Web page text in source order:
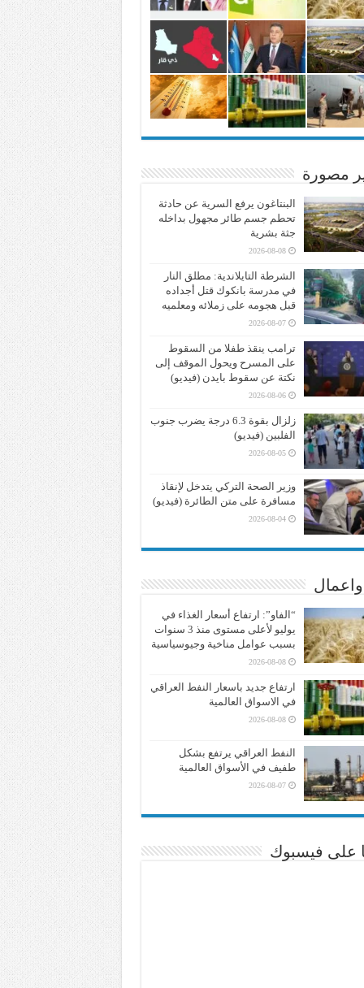
مصورة
البنتاغون يرفع السرية عن حادثة
تحطم جسم طائر مجهول بداخله
جثة بشرية
2026-08-08
الشرطة التايلاندية: مطلق النار
في مدرسة بانكوك قتل أجداده
قبل هجومه على زملائه ومعلميه
2026-08-07
ترامب ينقذ طفلا من السقوط
على المسرح ويحول الموقف إلى
نكتة عن سقوط بايدن (فيديو)
2026-08-06
زلزال بقوة 6.3 درجة يضرب جنوب
الفلبين (فيديو)
2026-08-05
وزير الصحة التركي يتدخل لإنقاذ
مسافرة على متن الطائرة (فيديو)
2026-08-04
“الفاو”: ارتفاع أسعار الغذاء في
يوليو لأعلى مستوى منذ 3 سنوات
بسبب عوامل مناخية وجيوسياسية
2026-08-08
ارتفاع جديد باسعار النفط العراقي
في الاسواق العالمية
2026-08-08
النفط العراقي يرتفع بشكل
طفيف في الأسواق العالمية
2026-08-07
على فيسبوك